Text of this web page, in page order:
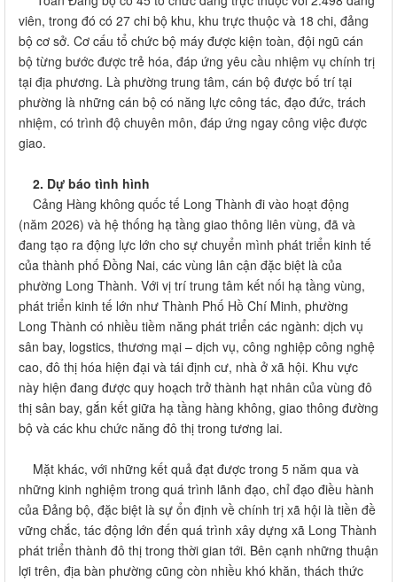
viên, trong đó có 27 chi bộ khu, khu trực thuộc và 18 chi, đảng
bộ cơ sở. Cơ cấu tổ chức bộ máy được kiện toàn, đội ngũ cán
bộ từng bước được trẻ hóa, đáp ứng yêu cầu nhiệm vụ chính trị
tại địa phương. Là phường trung tâm, cán bộ được bố trí tại
phường là những cán bộ có năng lực công tác, đạo đức, trách
nhiệm, có trình độ chuyên môn, đáp ứng ngay công việc được
giao.
2. Dự báo tình hình
Cảng Hàng không quốc tế Long Thành đi vào hoạt động
(năm 2026) và hệ thống hạ tầng giao thông liên vùng, đã và
đang tạo ra động lực lớn cho sự chuyển mình phát triển kinh tế
của thành phố Đồng Nai, các vùng lân cận đặc biệt là của
phường Long Thành. Với vị trí trung tâm kết nối hạ tầng vùng,
phát triển kinh tế lớn như Thành Phố Hồ Chí Minh, phường
Long Thành có nhiều tiềm năng phát triển các ngành: dịch vụ
sân bay, logstics, thương mại – dịch vụ, công nghiệp công nghệ
cao, đô thị hóa hiện đại và tái định cư, nhà ở xã hội. Khu vực
này hiện đang được quy hoạch trở thành hạt nhân của vùng đô
thị sân bay, gắn kết giữa hạ tầng hàng không, giao thông đường
bộ và các khu chức năng đô thị trong tương lai.
Mặt khác, với những kết quả đạt được trong 5 năm qua và
những kinh nghiệm trong quá trình lãnh đạo, chỉ đạo điều hành
của Đảng bộ, đặc biệt là sự ổn định về chính trị xã hội là tiền đề
vững chắc, tác động lớn đến quá trình xây dựng xã Long Thành
phát triển thành đô thị trong thời gian tới. Bên cạnh những thuận
lợi trên, địa bàn phường cũng còn nhiều khó khăn, thách thức